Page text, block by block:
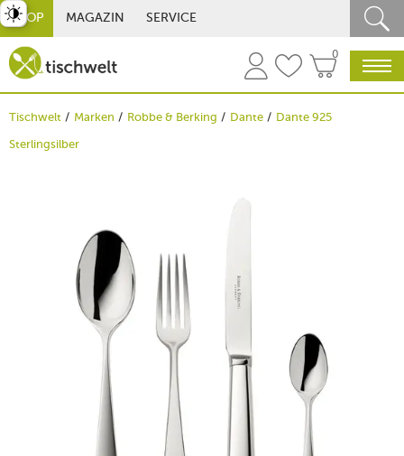
SHOP MAGAZIN SERVICE
0
Tischwelt Marken Robbe & Berking Dante
Dante 925
Sterlingsilber
umschalten